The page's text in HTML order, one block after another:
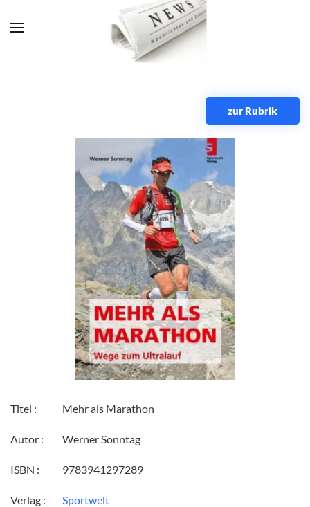
Zum Hauptinhalt springen
zur Rubrik
Titel : Mehr als Marathon
Autor : Werner Sonntag
ISBN : 9783941297289
Verlag : Sportwelt